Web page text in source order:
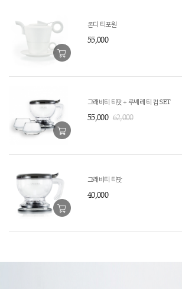
론디 티포원
55,000
그래비티 티팟 + 루쎄레 티 컵 SET
55,000 62,000
그래비티 티팟
40,000